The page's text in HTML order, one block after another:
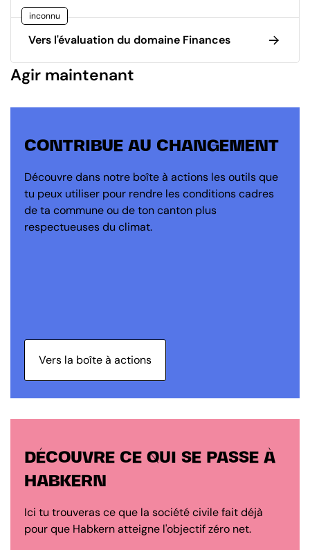
inconnu
Vers l'évaluation du domaine Finances
Agir maintenant
CONTRIBUE AU CHANGEMENT
Découvre dans notre boîte à actions les outils que
tu peux utiliser pour rendre les conditions cadres
de ta commune ou de ton canton plus
respectueuses du climat.
Vers la boîte à actions
DÉCOUVRE CE QUI SE PASSE À
HABKERN
Ici tu trouveras ce que la société civile fait déjà
pour que Habkern atteigne l'objectif zéro net.